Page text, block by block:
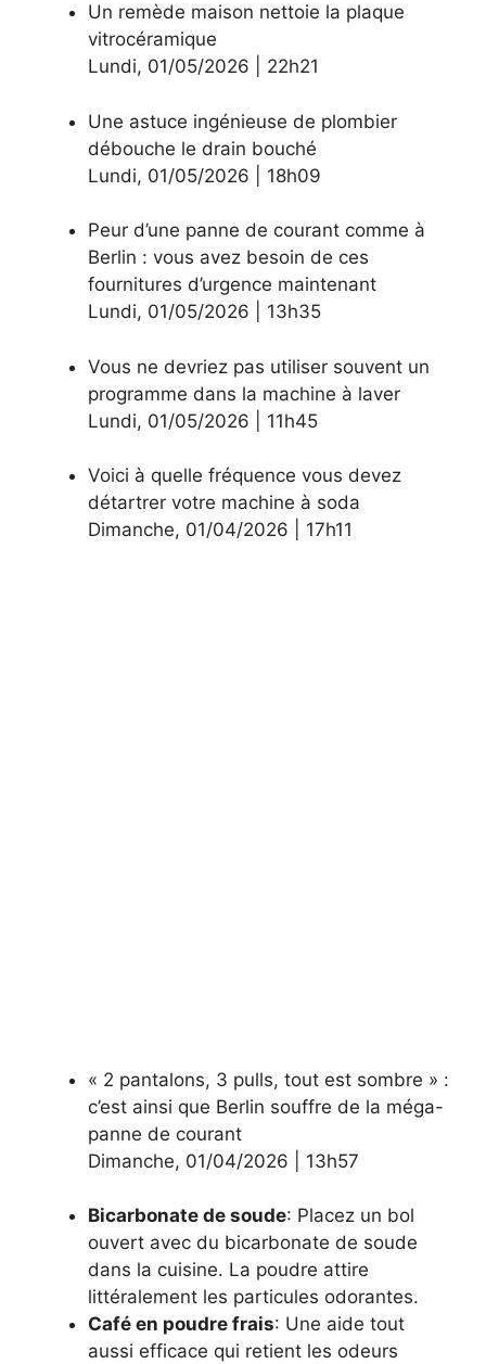
Un remède maison nettoie la plaque
vitrocéramique
Lundi, 01/05/2026 22h21
Une astuce ingénieuse de plombier
débouche le drain bouché
Lundi, 01/05/2026 18h09
Peur d’une panne de courant comme à
Berlin : vous avez besoin de ces
fournitures d’urgence maintenant
Lundi, 01/05/2026 13h35
Vous ne devriez pas utiliser souvent un
programme dans la machine à laver
Lundi, 01/05/2026 11h45
Voici à quelle fréquence vous devez
détartrer votre machine à soda
Dimanche, 01/04/2026 17h11
« 2 pantalons, 3 pulls, tout est sombre » :
c’est ainsi que Berlin souffre de la méga-
panne de courant
Dimanche, 01/04/2026 13h57
Bicarbonate de soude: Placez un bol
ouvert avec du bicarbonate de soude
dans la cuisine. La poudre attire
littéralement les particules odorantes.
Café en poudre frais: Une aide tout
aussi efficace qui retient les odeurs